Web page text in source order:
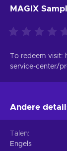
MAGIX
To redeem
service-center/
Andere
Talen
Engels